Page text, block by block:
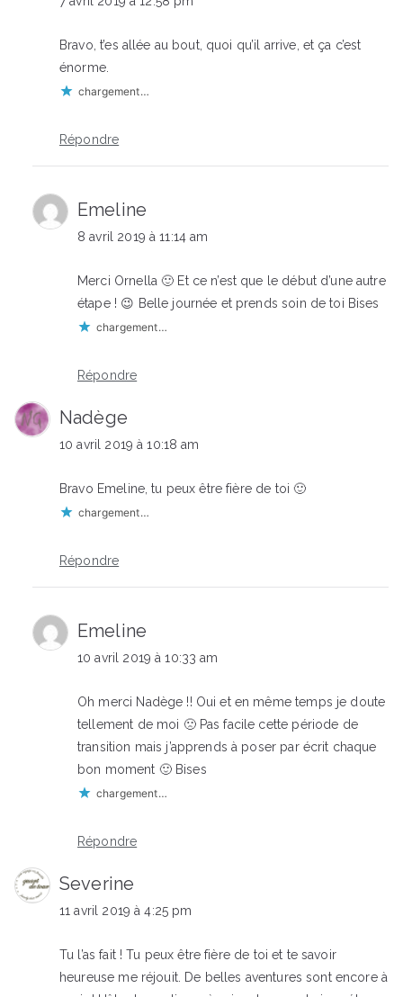
Bravo, t’es allée au bout, quoi qu’il arrive, et ça c’est
énorme.
chargement…
Répondre
Emeline
8 avril 2019 à 11:14 am
Merci Ornella 🙂 Et ce n’est que le début d’une autre
étape ! 😉 Belle journée et prends soin de toi Bises
chargement…
Répondre
Nadège
10 avril 2019 à 10:18 am
Bravo Emeline, tu peux être fière de toi 🙂
chargement…
Répondre
Emeline
10 avril 2019 à 10:33 am
Oh merci Nadège !! Oui et en même temps je doute
tellement de moi 🙁 Pas facile cette période de
transition mais j’apprends à poser par écrit chaque
bon moment 🙂 Bises
chargement…
Répondre
Severine
11 avril 2019 à 4:25 pm
Tu l’as fait ! Tu peux être fière de toi et te savoir
heureuse me réjouit. De belles aventures sont encore à